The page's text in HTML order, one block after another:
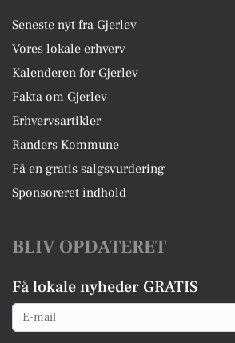
Seneste nyt fra Gjerlev
Vores lokale erhverv
Kalenderen for Gjerlev
Fakta om Gjerlev
Erhvervsartikler
Randers Kommune
Få en gratis salgsvurdering
Sponsoreret indhold
BLIV OPDATERET
Få lokale nyheder GRATIS
Email